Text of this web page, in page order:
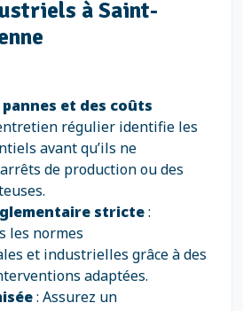
à Saint-
et des coûts
régulier identifie les
avant qu’ils ne
de production ou des
stricte:
les normes
et industrielles grâce à des
adaptées.
: Assurez un